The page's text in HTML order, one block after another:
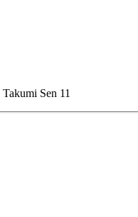
Sen 11